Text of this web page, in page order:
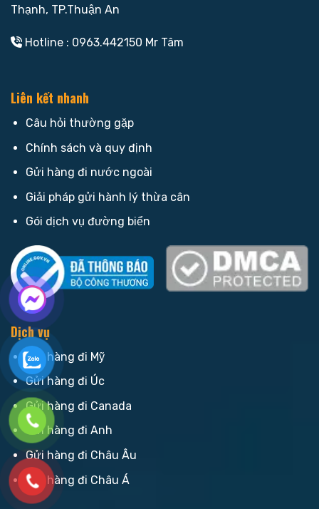
Thạnh, TP.Thuận An
Hotline : 0963.442150 Mr Tâm
Liên kết nhanh
Câu hỏi thường gặp
Chính sách và quy định
Gửi hàng đi nước ngoài
Giải pháp gửi hành lý thừa cân
Gói dịch vụ đường biển
Dịch vụ
Gửi hàng đi Mỹ
Gửi hàng đi Úc
Gửi hàng đi Canada
Gửi hàng đi Anh
Gửi hàng đi Châu Âu
Gửi hàng đi Châu Á